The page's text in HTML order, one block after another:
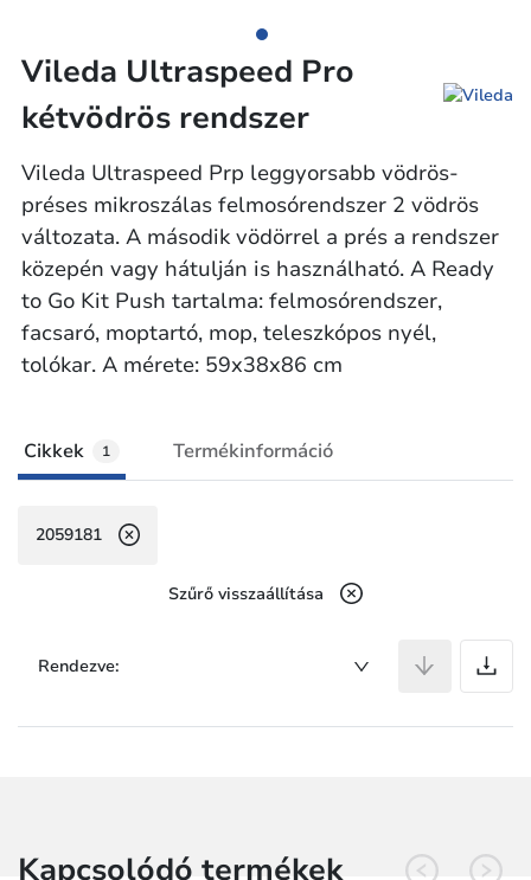
Vileda Ultraspeed Pro
kétvödrös rendszer
Vileda Ultraspeed Prp leggyorsabb vödrös-
préses mikroszálas felmosórendszer 2 vödrös
változata. A második vödörrel a prés a rendszer
közepén vagy hátulján is használható. A Ready
to Go Kit Push tartalma: felmosórendszer,
facsaró, moptartó, mop, teleszkópos nyél,
tolókar. A mérete: 59x38x86 cm
Cikkek 1 Termékinformáció
2059181
Szűrő visszaállítása
Rendezve:
Kapcsolódó termékek